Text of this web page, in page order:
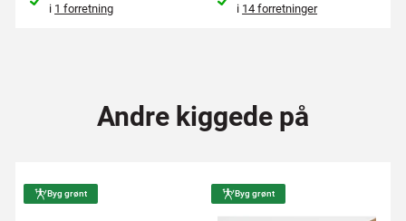
i 1 forretning
i 14 forretninger
Andre kiggede på
Byg grønt Byg grønt